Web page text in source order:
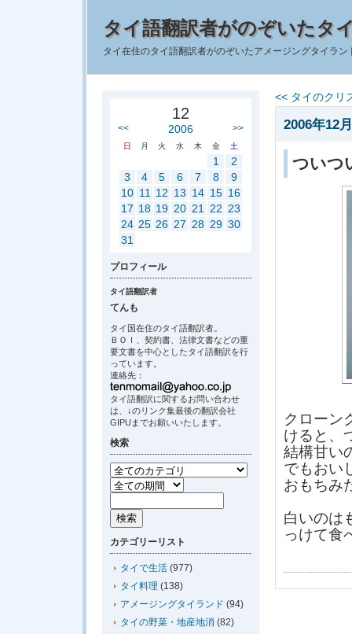
タイ語翻訳者がのぞいたタ
タイ在住のタイ語翻訳者がのぞいたアメージングタイラ
<< タイのクリ
2006年12
ついつ
クローン
けると、
結構甘い
でもおい
おもちみ
白いのは
っけて食
12
<< 2006 >>
日 月 火 水 木 金 土
1
2
3
4 5 6 7 8
9
10 11 12 13 14 15 16
17 18 19 20 21 22 23
24 25 26 27 28 29 30
31
プロフィール
タイ語翻訳者
てんも
タイ国在住のタイ語翻訳者。
ＢＯＩ、契約書、法律文書などの重
要文書を中心としたタイ語翻訳を行
っています。
連絡先：
タイ語翻訳に関するお問い合わせ
は、↓のリンク集最後の翻訳会社
GIPUまでお願いいたします。
検索
カテゴリーリスト
タイで生活 (977)
タイ料理 (138)
アメージングタイランド (94)
タイの野菜・地産地消 (82)